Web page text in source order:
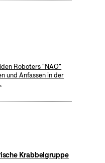
Roboters "NAO"
und Anfassen in der
Krabbelgruppe